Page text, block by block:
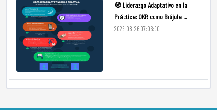
🧭 Liderazgo Adaptativo en la
Práctica: OKR como Brújula ...
2025-08-26 07:06:00